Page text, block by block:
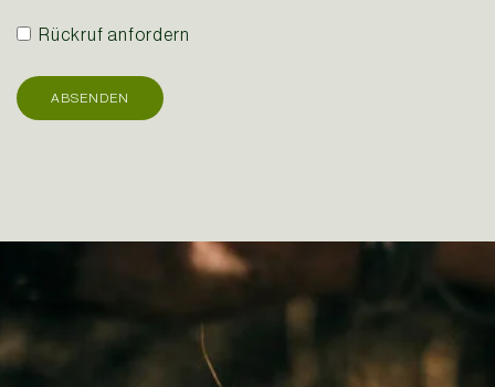
Rückruf anfordern
ABSENDEN